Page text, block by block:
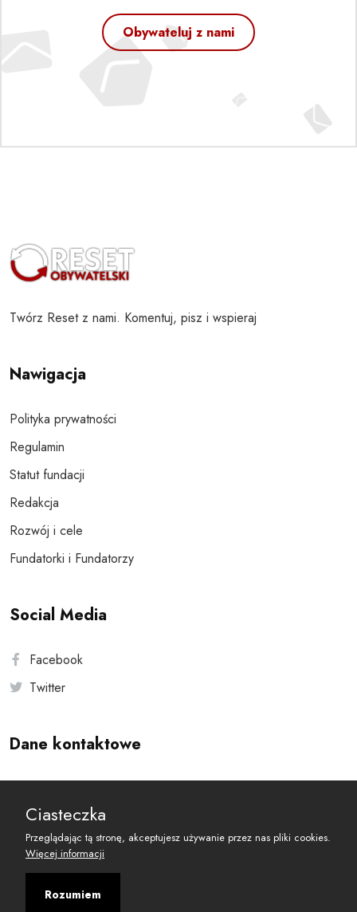
Obywateluj z nami
Twórz Reset z nami. Komentuj, pisz i wspieraj
Nawigacja
Polityka prywatności
Regulamin
Statut fundacji
Redakcja
Rozwój i cele
Fundatorki i Fundatorzy
Social Media
Facebook
Twitter
Dane kontaktowe
reset@resetobywatelski.pl
Ciasteczka
Przeglądając tą stronę, akceptujesz używanie przez nas pliki cookies.
Więcej informacji
Rozumiem